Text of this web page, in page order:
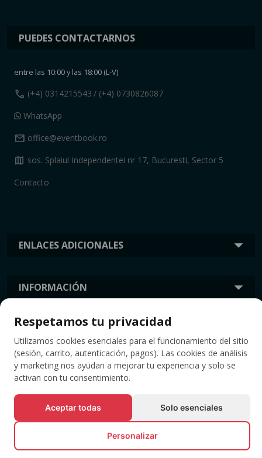
ENLACES ADICIONALES
INFORMACIÓN
PUEDES CONTACTARNOS
entre las 10:00 y las 18:00 (L-V)
call (+4) 0314215543 / (+4) 0730826087
WhatsApp
mail office@eventbook.ro
map sos. Splaiul Independentei nr 17, Bucuresti, Sector 5
Contacto
ETIQUETAS
© Todos los derechos reservados EVENTBOOK SRL.
Respetamos tu privacidad
Utilizamos cookies esenciales para el funcionamiento del sitio
(sesión, carrito, autenticación, pagos). Las cookies de análisis
y marketing nos ayudan a mejorar tu experiencia y solo se
activan con tu consentimiento.
Aceptar todas Solo esenciales
Personalizar